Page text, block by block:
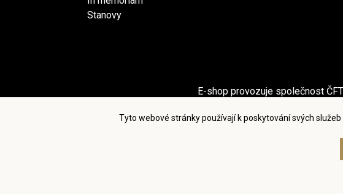
Tyto webové stránky používají k poskytování svých
Stanovy
E-shop provozuje společnost
Podmínky užití a